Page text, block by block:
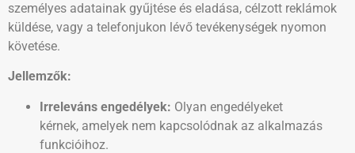
személyes adatainak gyűjtése és eladása, célzott reklámok
küldése, vagy a telefonjukon lévő tevékenységek nyomon
követése.
Jellemzők:
Irreleváns engedélyek: Olyan engedélyeket
kérnek, amelyek nem kapcsolódnak az alkalmazás
funkcióihoz.